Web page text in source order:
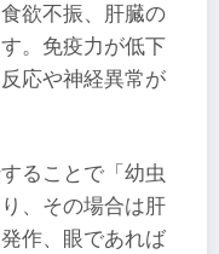
欲不振、肝臓の
。免疫力が低下
応や神経異常が
ることで「幼虫
、その場合は肝
作、眼であれば